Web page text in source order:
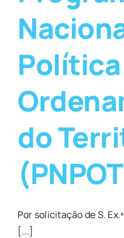
do
Por solicitação de S.
[...]